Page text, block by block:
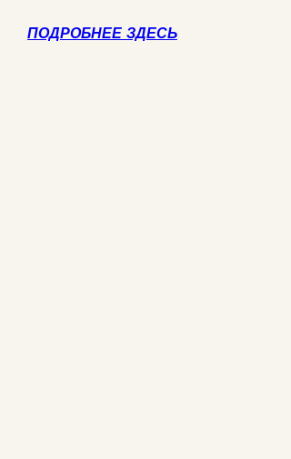
ПОДРОБНЕЕ ЗДЕСЬ